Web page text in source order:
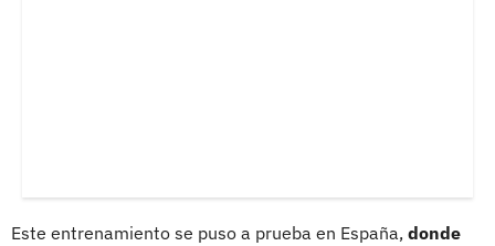
Este entrenamiento se puso a prueba en España, donde